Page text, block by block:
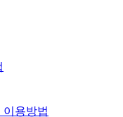
이용방법